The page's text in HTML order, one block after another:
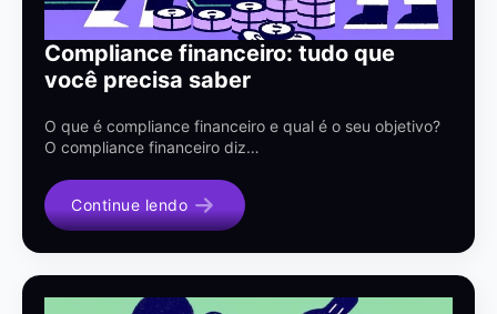
Compliance financeiro: tudo que
você precisa saber
O que é compliance financeiro e qual é o seu objetivo?
O compliance financeiro diz…
Continue lendo